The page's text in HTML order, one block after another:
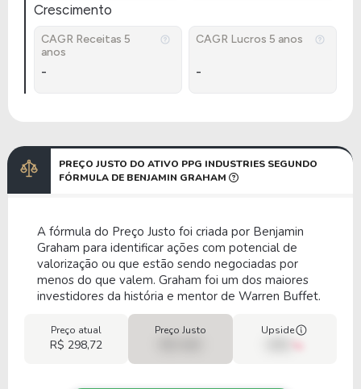
Crescimento
CAGR Receitas 5
anos
-
CAGR Lucros 5 anos
-
PREÇO JUSTO DO ATIVO PPG INDUSTRIES SEGUNDO
FÓRMULA DE BENJAMIN GRAHAM
A fórmula do Preço Justo foi criada por Benjamin
Graham para identificar ações com potencial de
valorização ou que estão sendo negociadas por
menos do que valem. Graham foi um dos maiores
investidores da história e mentor de Warren Buffet.
Preço atual
R$ 298,72
Preço Justo Upside